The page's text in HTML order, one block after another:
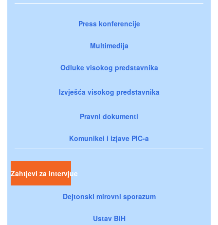
Press konferencije
Multimedija
Odluke visokog predstavnika
Izvješća visokog predstavnika
Pravni dokumenti
Komunikei i izjave PIC-a
Zahtjevi za intervjue
Dejtonski mirovni sporazum
Ustav BiH